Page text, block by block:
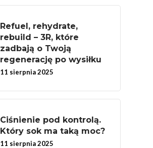
Refuel, rehydrate,
rebuild – 3R, które
zadbają o Twoją
regenerację po wysiłku
11 sierpnia 2025
Ciśnienie pod kontrolą.
Który sok ma taką moc?
11 sierpnia 2025
Związków
Jedz Owoce I
Nich Największa
Skrywa!
Ziemniak
Jemy Eko Warzywa I
Owoce